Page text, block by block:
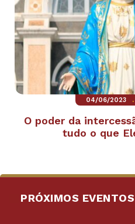
04/06/2023 .
O poder da
tudo o que
PRÓXIMOS EVENTOS